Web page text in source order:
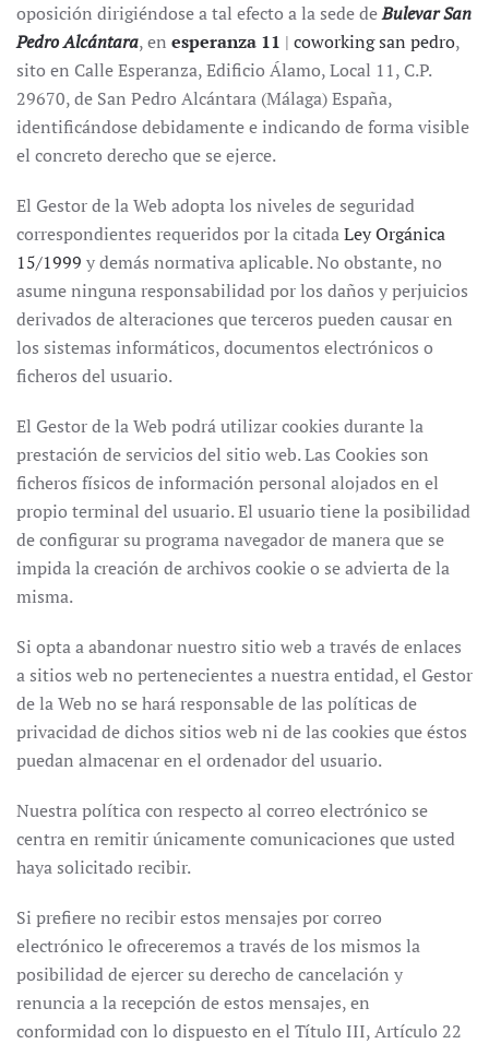
oposición dirigiéndose a tal efecto a la sede deBulevar San
Pedro Alcántara, en esperanza 11 | coworking san pedro,
sito en Calle Esperanza, Edificio Álamo, Local 11, C.P.
29670, de San Pedro Alcántara (Málaga) España,
identificándose debidamente e indicando de forma visible
el concreto derecho que se ejerce.
El Gestor de la Web adopta los niveles de seguridad
correspondientes requeridos por la citadaLey Orgánica
15/1999 y demás normativa aplicable. No obstante, no
asume ninguna responsabilidad por los daños y perjuicios
derivados de alteraciones que terceros pueden causar en
los sistemas informáticos, documentos electrónicos o
ficheros del usuario.
El Gestor de la Web podrá utilizar cookies durante la
prestación de servicios del sitio web. Las Cookies son
ficheros físicos de información personal alojados en el
propio terminal del usuario. El usuario tiene la posibilidad
de configurar su programa navegador de manera que se
impida la creación de archivos cookie o se advierta de la
misma.
Si opta a abandonar nuestro sitio web a través de enlaces
a sitios web no pertenecientes a nuestra entidad, el Gestor
de la Web no se hará responsable de las políticas de
privacidad de dichos sitios web ni de las cookies que éstos
puedan almacenar en el ordenador del usuario.
Nuestra política con respecto al correo electrónico se
centra en remitir únicamente comunicaciones que usted
haya solicitado recibir.
Si prefiere no recibir estos mensajes por correo
electrónico le ofreceremos a través de los mismos la
posibilidad de ejercer su derecho de cancelación y
renuncia a la recepción de estos mensajes, en
conformidad con lo dispuesto en el Título III, Artículo 22